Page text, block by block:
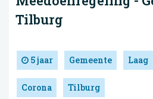
Tilburg
5 jaar Gemeente Laag
Corona Tilburg